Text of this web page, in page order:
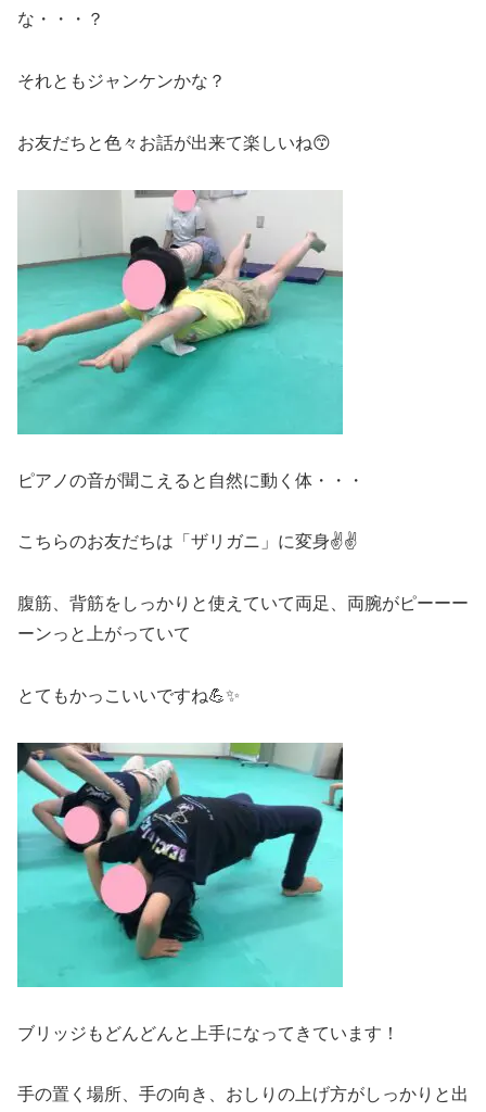
な・・・？
それともジャンケンかな？
お友だちと色々お話が出来て楽しいね😙
ピアノの音が聞こえると自然に動く体・・・
こちらのお友だちは「ザリガニ」に変身✌✌
腹筋、背筋をしっかりと使えていて両足、両腕がピーーー
ーンっと上がっていて
とてもかっこいいですね💪✨
ブリッジもどんどんと上手になってきています！
手の置く場所、手の向き、おしりの上げ方がしっかりと出